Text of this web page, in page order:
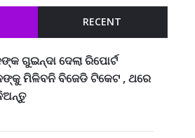
RECENT
ଗୁଇନ୍ଦା ଦେଲା ରିପୋର୍ଟ
ମିଳିବନି ବିଜେଡି ଟିକେଟ , ଥରେ